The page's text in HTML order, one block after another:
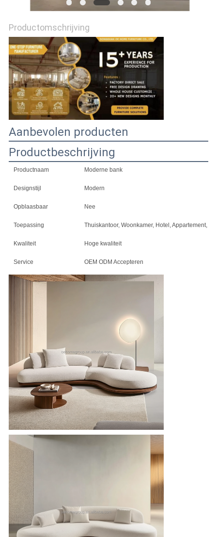
VRAAG
EEN
OFFERTE
AAN
SITEMAP
PRIVACYBELEID
Productomschrijving
Aanbevolen producten
Productbeschrijving
Productnaam Moderne bank
Designstijl Modern
Opblaasbaar Nee
Toepassing Thuiskantoor, Woonkamer, Hotel, Appartement,
Kwaliteit Hoge kwaliteit
Service OEM ODM Accepteren